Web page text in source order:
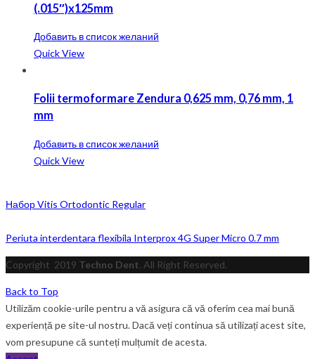
(.015″)x125mm
Добавить в список желаний
Quick View
Folii termoformare Zendura 0,625 mm, 0,76 mm, 1
mm
Добавить в список желаний
Quick View
Набор Vitis Ortodontic Regular
Periuta interdentara flexibila Interprox 4G Super Micro 0.7 mm
Copyright 2019 Techno Dent. All Right Reserved.
Back to Top
Utilizăm cookie-urile pentru a vă asigura că vă oferim cea mai bună
experiență pe site-ul nostru. Dacă veți continua să utilizați acest site,
vom presupune că sunteți mulțumit de acesta.